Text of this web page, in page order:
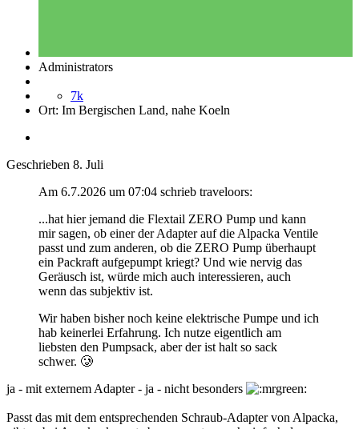
Administrators
7k
Ort: Im Bergischen Land, nahe Koeln
Geschrieben 8. Juli
Am 6.7.2026 um 07:04 schrieb traveloors:
...hat hier jemand die Flextail ZERO Pump und kann
mir sagen, ob einer der Adapter auf die Alpacka Ventile
passt und zum anderen, ob die ZERO Pump überhaupt
ein Packraft aufgepumpt kriegt? Und wie nervig das
Geräusch ist, würde mich auch interessieren, auch
wenn das subjektiv ist.
Wir haben bisher noch keine elektrische Pumpe und ich
hab keinerlei Erfahrung. Ich nutze eigentlich am
liebsten den Pumpsack, aber der ist halt so sack
schwer. 🥲
ja - mit externem Adapter - ja - nicht besonders
Passt das mit dem entsprechenden Schraub-Adapter von Alpacka,